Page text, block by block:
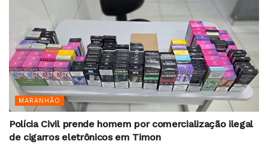
MARANHÃO
Polícia Civil prende homem por comercialização ilegal
de cigarros eletrônicos em Timon